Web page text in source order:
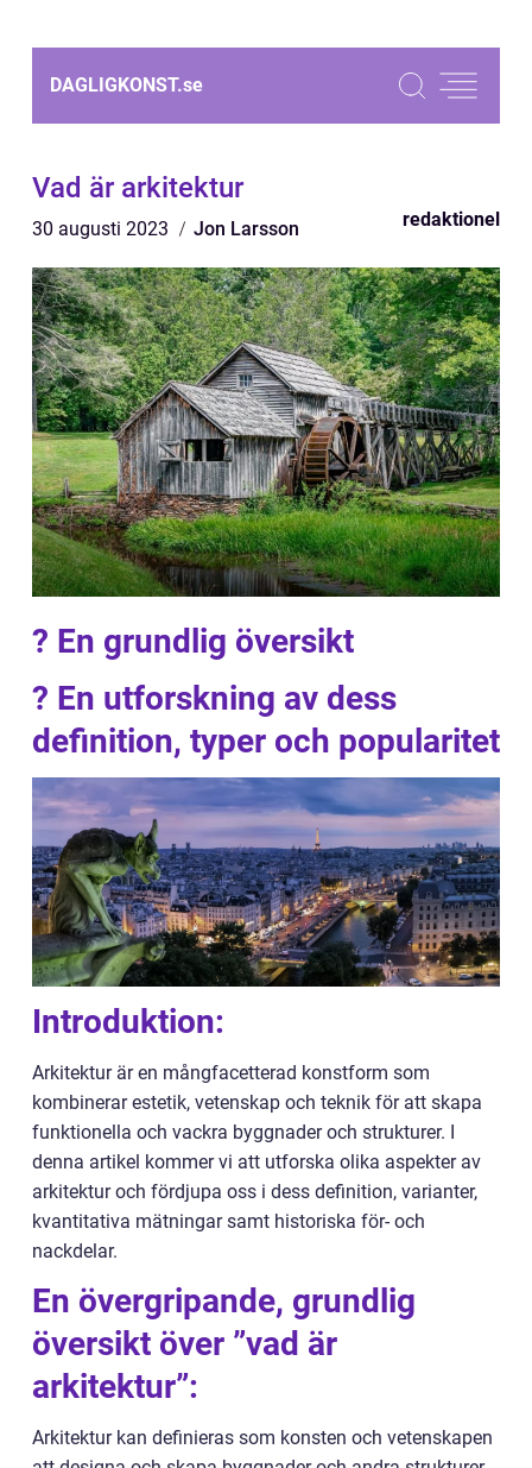
DAGLIGKONST.se
Vad är arkitektur
30 augusti 2023 Jon Larsson redaktionel
? En grundlig översikt
? En utforskning av dess
definition, typer och popularitet
Introduktion:
Arkitektur är en mångfacetterad konstform som
kombinerar estetik, vetenskap och teknik för att skapa
funktionella och vackra byggnader och strukturer. I
denna artikel kommer vi att utforska olika aspekter av
arkitektur och fördjupa oss i dess definition, varianter,
kvantitativa mätningar samt historiska för- och
nackdelar.
En övergripande, grundlig
översikt över ”vad är
arkitektur”:
Arkitektur kan definieras som konsten och vetenskapen